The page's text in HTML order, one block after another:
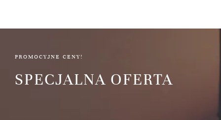
PROMOCYJNE CENY!
SPECJALNA OFERTA